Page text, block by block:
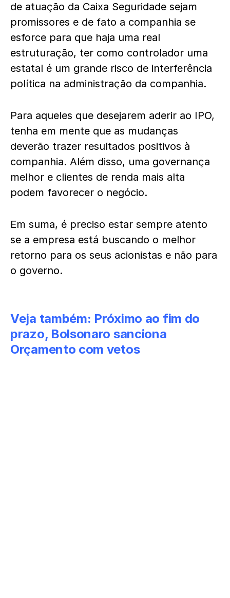
de atuação da Caixa Seguridade sejam
promissores e de fato a companhia se
esforce para que haja uma real
estruturação, ter como controlador uma
estatal é um grande risco de interferência
política na administração da companhia.
Para aqueles que desejarem aderir ao IPO,
tenha em mente que as mudanças
deverão trazer resultados positivos à
companhia. Além disso, uma governança
melhor e clientes de renda mais alta
podem favorecer o negócio.
Em suma, é preciso estar sempre atento
se a empresa está buscando o melhor
retorno para os seus acionistas e não para
o governo.
Veja também: Próximo ao fim do
prazo, Bolsonaro sanciona
Orçamento com vetos